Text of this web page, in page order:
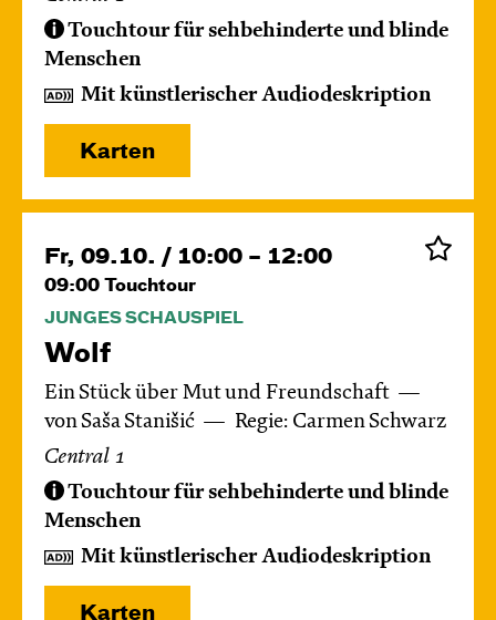
Touchtour für sehbehinderte und blinde
Menschen
Mit künstlerischer Audiodeskription
Karten
Fr, 09.10. / 10:00 – 12:00
09:00 Touchtour
JUNGES SCHAUSPIEL
Wolf
Ein Stück über Mut und Freundschaft
von Saša Stanišić
Regie: Carmen Schwarz
Central 1
Touchtour für sehbehinderte und blinde
Menschen
Mit künstlerischer Audiodeskription
Karten